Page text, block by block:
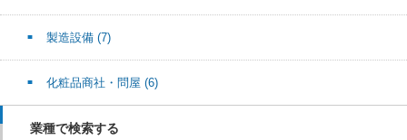
製造設備 (7)
化粧品商社・問屋 (6)
業種で検索する